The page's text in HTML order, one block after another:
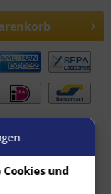
und